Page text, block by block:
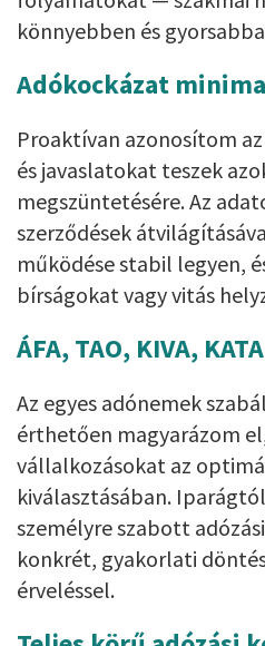
könnyebben és
Adókockázat
Proaktívan azonosítom
és javaslatokat teszek
megszüntetésére. Az
szerződések
működése stabil legyen,
bírságokat vagy vitás
ÁFA, TAO, KIVA,
Az egyes adónemek
érthetően magyarázom
vállalkozásokat az
kiválasztásában.
személyre szabott
konkrét, gyakorlati
érveléssel.